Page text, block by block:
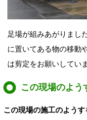
足場が組みあがりまし
に置いてある物の移動
は剪定をお願いしていま
この現場のよう
この現場の施工のようす